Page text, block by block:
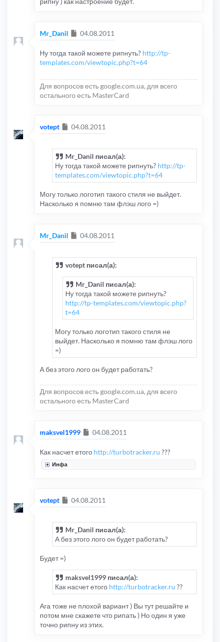
Mr_Danil Сообщение
04.08.2011
Ну тогда такой можете рипнуть? http://tp-
templates.com/viewtopic.php?t=64
Для вопросов есть google.com.ua, для всего
остального есть MasterCard
votept Сообщение
04.08.2011
Mr_Danil писал(а):
Ну тогда такой можете рипнуть? http://tp-
templates.com/viewtopic.php?t=64
Могу только логотип такого стиля не выйдет.
Насколько я помню там флэш лого =)
Mr_Danil Сообщение
04.08.2011
votept писал(а):
Mr_Danil писал(а):
Ну тогда такой можете рипнуть?
http://tp-templates.com/viewtopic.php?
t=64
Могу только логотип такого стиля не
выйдет. Насколько я помню там флэш лого
=)
А без этого лого он будет работать?
Для вопросов есть google.com.ua, для всего
остального есть MasterCard
maksvel1999 Сообщение
04.08.2011
Как насчет етого http://turbotracker.ru ???
Инфа
votept Сообщение
04.08.2011
Mr_Danil писал(а):
А без этого лого он будет работать?
Будет =)
maksvel1999 писал(а):
Как насчет етого http://turbotracker.ru ??
Ага тоже не плохой вариант ) Вы тут решайте и
потом мне скажете что рипать ) Но один я уже
точно рипну из этих.